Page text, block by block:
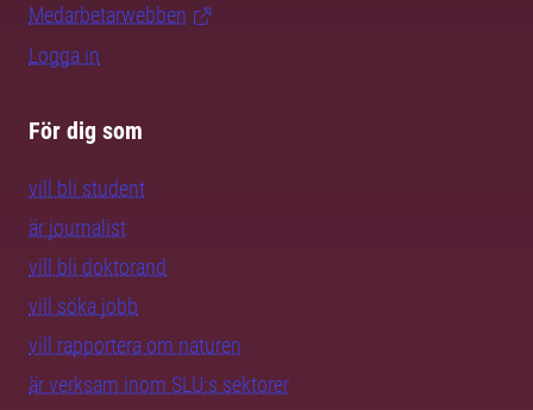
Medarbetarwebben
Logga in
För dig som
vill bli student
är journalist
vill bli doktorand
vill söka jobb
vill rapportera om naturen
är verksam inom SLU:s sektorer